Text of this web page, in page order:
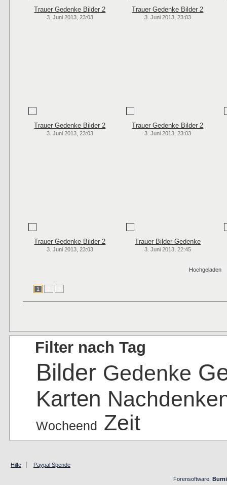
Trauer Gedenke Bilder 2
3. Juni 2013, 23:03
Trauer Gedenke Bilder 2
3. Juni 2013, 23:03
Trauer Gedenke Bilder 2
3. Juni 2013, 23:03
Trauer Gedenke Bilder 2
3. Juni 2013, 23:03
Trauer Gedenke Bilder 2
3. Juni 2013, 23:03
Trauer Bilder Gedenke
3. Juni 2013, 22:45
Hochgeladen
1
Filter nach Tag
Bilder Gedenke
Karten
Wocheend Zeit
Hilfe Paypal Spende
Forensoftware: